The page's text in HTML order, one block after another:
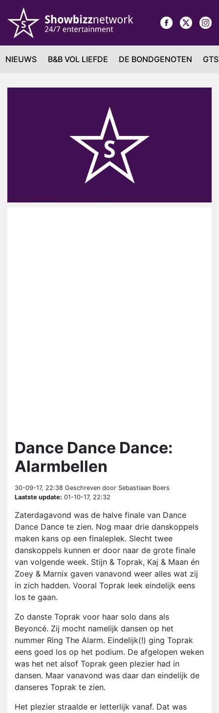
NIEUWS B&B VOL LIEFDE DE BONDGENOTEN
Dance Dance Dance:
Alarmbellen
30-09-17, 22:38 Geschreven door Sebastiaan Boers
Laatste update: 01-10-17, 22:32
Zaterdagavond was de halve finale van Dance
Dance Dance te zien. Nog maar drie danskoppels
maken kans op een finaleplek. Slecht twee
danskoppels kunnen er door naar de grote finale
van volgende week. Stijn & Toprak, Kaj & Maan én
Zoey & Marnix gaven vanavond weer alles wat zij
in zich hadden. Vooral Toprak leek eindelijk eens
los te gaan.
Zo danste Toprak voor haar solo dans als
Beyoncé. Zij mocht namelijk dansen op het
nummer Ring The Alarm. Eindelijk(!) ging Toprak
eens goed los op het podium. De afgelopen weken
was het net alsof Toprak geen plezier had in
dansen. Maar vanavond was daar dan eindelijk de
danseres Toprak te zien.
Het plezier straalde er letterlijk vanaf. Dat was